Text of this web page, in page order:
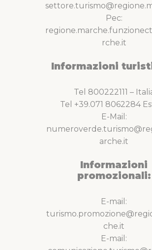
Pec:
rche.it
Informazioni
Tel 800222111 –
Tel +39.071 8062284
E-Mail:
arche.it
Informazioni
promozionali:
E-mail:
che.it
E-mail: